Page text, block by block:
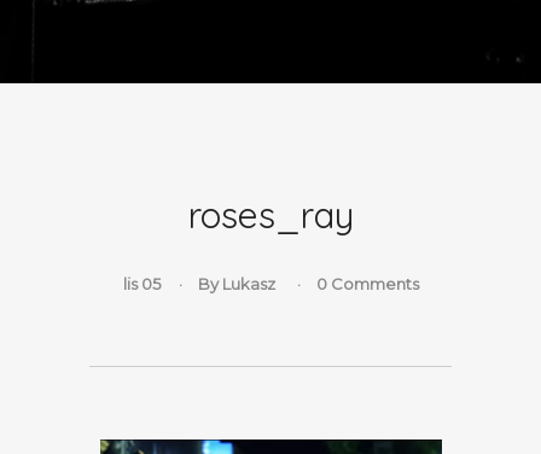
roses_ray
lis 05 ByLukasz 0 Comments